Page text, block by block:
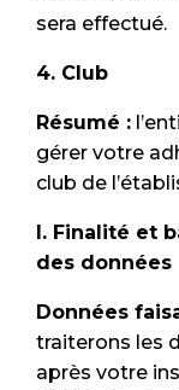
sera effectué.
4. Club
Résumé :
gérer votre
club de
I. Finalité et
des données
Données
traiterons les
après votre